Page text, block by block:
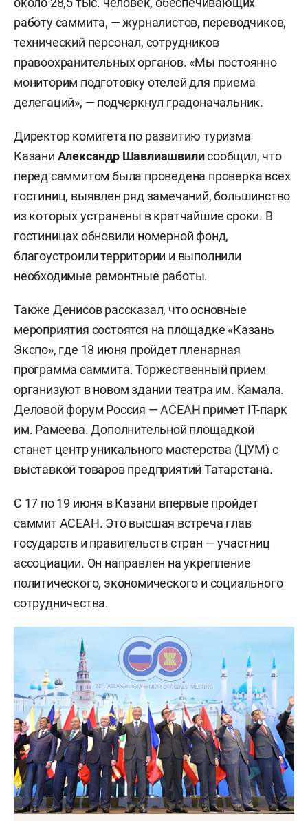
работу саммита, — журналистов, переводчиков,
технический персонал, сотрудников
правоохранительных органов. «Мы постоянно
мониторим подготовку отелей для приема
делегаций», — подчеркнул градоначальник.
Директор комитета по развитию туризма
Казани Александр Шавлиашвилисообщил, что
перед саммитом была проведена проверка всех
гостиниц, выявлен ряд замечаний, большинство
из которых устранены в кратчайшие сроки. В
гостиницах обновили номерной фонд,
благоустроили территории и выполнили
необходимые ремонтные работы.
Также Денисов рассказал, что основные
мероприятия состоятся на площадке «Казань
Экспо», где 18 июня пройдет пленарная
программа саммита. Торжественный прием
организуют в новом здании театра им. Камала.
Деловой форум Россия — АСЕАН примет IT-парк
им. Рамеева. Дополнительной площадкой
станет центр уникального мастерства (ЦУМ) с
выставкой товаров предприятий Татарстана.
С 17 по 19 июня в Казани впервые пройдет
саммит АСЕАН. Это высшая встреча глав
государств и правительств стран — участниц
ассоциации. Он направлен на укрепление
политического, экономического и социального
сотрудничества.